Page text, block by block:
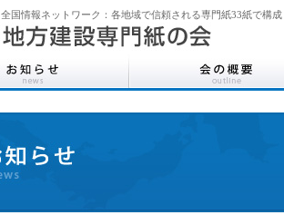
全国情報ネットワーク：各地域で信頼される専門紙33紙で構成